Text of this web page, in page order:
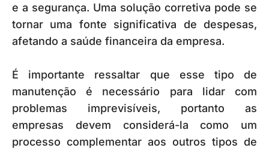
e a segurança. Uma solução corretiva pode se
tornar uma fonte significativa de despesas,
afetando a saúde financeira da empresa.
É importante ressaltar que esse tipo de
manutenção é necessário para lidar com
problemas imprevisíveis, portanto as
empresas devem considerá-la como um
processo complementar aos outros tipos de